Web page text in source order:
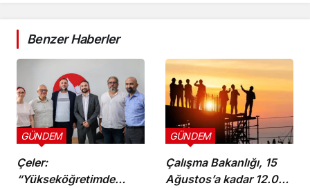
Benzer Haberler
Çeler:
“Yükseköğretimde
GÜNDEM
Çalışma Bakanlığı, 15
Ağustos’a kadar 12.00-
GÜNDEM